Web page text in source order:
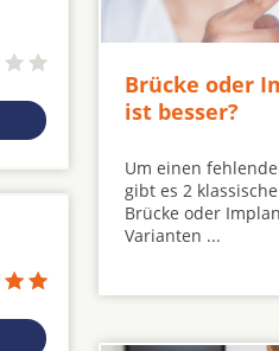
Brücke oder
ist besser?
Um einen
gibt es 2
Brücke oder
Varianten ...